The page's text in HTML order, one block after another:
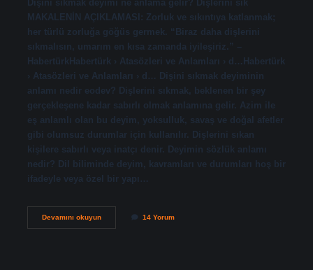
Dişini sıkmak deyimi ne anlama gelir? Dişlerini sık
MAKALENİN AÇIKLAMASI: Zorluk ve sıkıntıya katlanmak;
her türlü zorluğa göğüs germek. “Biraz daha dişlerini
sıkmalısın, umarım en kısa zamanda iyileşiriz.” –
HabertürkHabertürk › Atasözleri ve Anlamları › d…Habertürk
› Atasözleri ve Anlamları › d… Dişini sıkmak deyiminin
anlamı nedir eodev? Dişlerini sıkmak, beklenen bir şey
gerçekleşene kadar sabırlı olmak anlamına gelir. Azim ile
eş anlamlı olan bu deyim, yoksulluk, savaş ve doğal afetler
gibi olumsuz durumlar için kullanılır. Dişlerini sıkan
kişilere sabırlı veya inatçı denir. Deyimin sözlük anlamı
nedir? Dil biliminde deyim, kavramları ve durumları hoş bir
ifadeyle veya özel bir yapı…
Devamını okuyunBiraz
14 Yorum